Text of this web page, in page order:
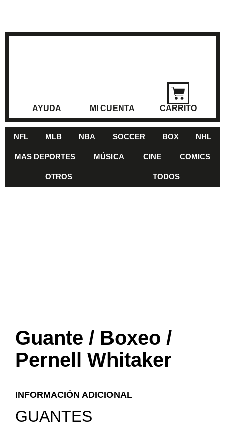
AYUDA MI CUENTA CARRITO
NFL MLB NBA SOCCER BOX NHL
MAS DEPORTES MÚSICA CINE COMICS
OTROS TODOS
Guante / Boxeo /
Pernell Whitaker
INFORMACIÓN ADICIONAL
GUANTES